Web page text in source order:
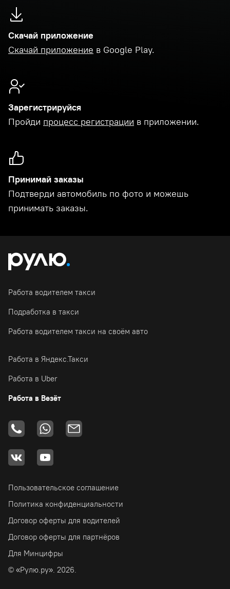
Скачай приложение
Скачай приложение в Google Play.
Зарегистрируйся
Пройди процесс регистрации в приложении.
Принимай заказы
Подтверди автомобиль по фото и можешь
принимать заказы.
Работа водителем такси
Подработка в такси
Работа водителем такси на своём авто
Работа в Яндекс.Такси
Работа в Uber
Работа в Везёт
Пользовательское соглашение
Политика конфиденциальности
Договор оферты для водителей
Договор оферты для партнёров
Для Минцифры
© «Рулю.ру». 2026.